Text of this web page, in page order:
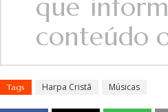
que
conteúdo
Tags Harpa Cristã Músicas